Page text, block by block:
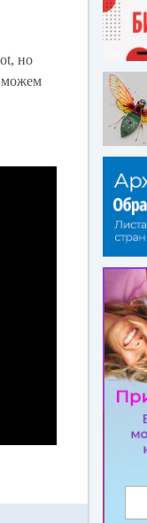
но
можем